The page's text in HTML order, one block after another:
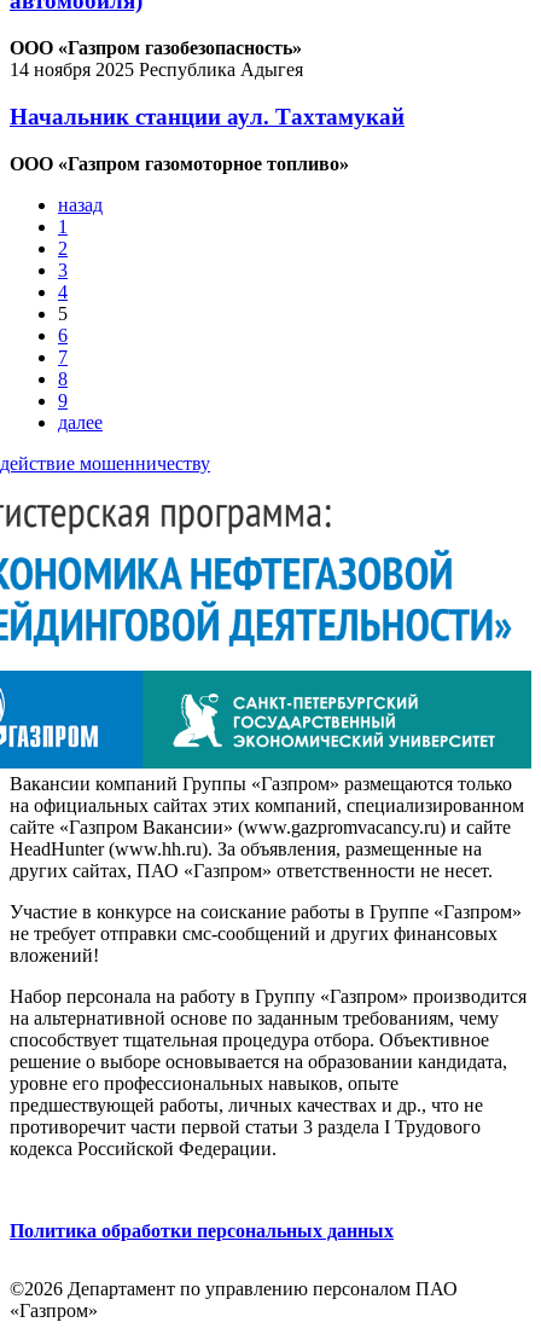
ООО «Газпром газобезопасность»
14 ноября 2025 Республика Адыгея
Начальник станции аул. Тахтамукай
ООО «Газпром газомоторное топливо»
назад
1
2
3
4
5
6
7
8
9
далее
мошенничеству
Вакансии компаний Группы «Газпром» размещаются только
на официальных сайтах этих компаний, специализированном
сайте «Газпром Вакансии» (www.gazpromvacancy.ru) и сайте
HeadHunter (www.hh.ru). За объявления, размещенные на
других сайтах, ПАО «Газпром» ответственности не несет.
Участие в конкурсе на соискание работы в Группе «Газпром»
не требует отправки смс-сообщений и других финансовых
вложений!
Набор персонала на работу в Группу «Газпром» производится
на альтернативной основе по заданным требованиям, чему
способствует тщательная процедура отбора. Объективное
решение о выборе основывается на образовании кандидата,
уровне его профессиональных навыков, опыте
предшествующей работы, личных качествах и др., что не
противоречит части первой статьи 3 раздела I Трудового
кодекса Российской Федерации.
Политика обработки персональных данных
©2026 Департамент по управлению персоналом ПАО
«Газпром»